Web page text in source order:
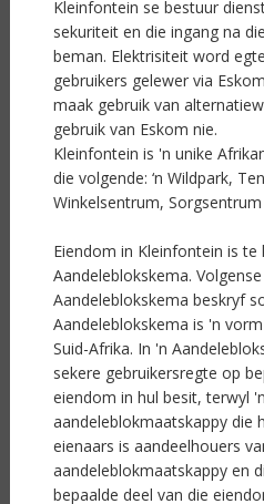
Kleinfontein se bestuur
sekuriteit en die ingang na
beman. Elektrisiteit word
gebruikers gelewer via
maak gebruik van
gebruik van Eskom nie.
Kleinfontein is 'n unike
die volgende: ‘n Wildpark,
Winkelsentrum,
Eiendom in Kleinfontein is te
Aandeleblokskema.
Aandeleblokskema beskryf
Aandeleblokskema is 'n
Suid-Afrika. In 'n
sekere gebruikersregte op
eiendom in hul besit, terwyl 'n
aandeleblokmaatskappy die
eienaars is aandeelhouers
aandeleblokmaatskappy en
bepaalde deel van die